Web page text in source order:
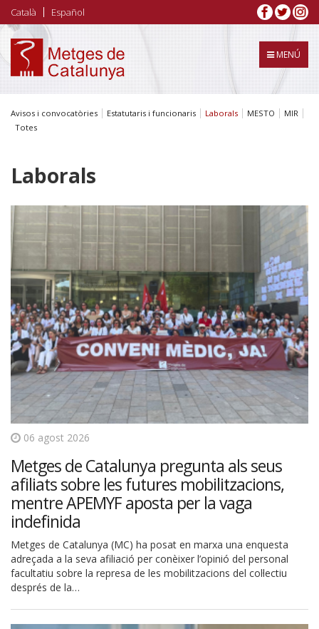
Vés
al
contingut
Català Español
MENÚ
Avisos i convocatòries Estatutaris i funcionaris Laborals MESTO
MIR
Totes
Laborals
06 agost 2026
Metges de Catalunya pregunta als seus
afiliats sobre les futures mobilitzacions,
mentre APEMYF aposta per la vaga
indefinida
Metges de Catalunya (MC) ha posat en marxa una enquesta
adreçada a la seva afiliació per conèixer l’opinió del personal
facultatiu sobre la represa de les mobilitzacions del col·lectiu
després de la…